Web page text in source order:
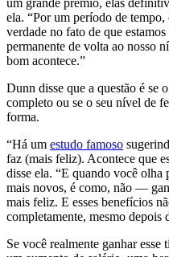
ela. “Por um período de
verdade no fato de que
permanente de volta ao nosso
bom acontece.”
Dunn disse que a questão é se
completo ou se o seu nível de
forma.
“Há um estudo famoso
faz (mais feliz). Acontece que
disse ela. “E quando você olha
mais novos, é como, não —
mais feliz. E esses benefícios
completamente, mesmo depois
Se você realmente ganhar